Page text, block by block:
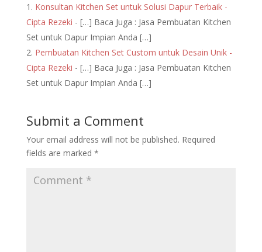
Konsultan Kitchen Set untuk Solusi Dapur Terbaik -
Cipta Rezeki - […] Baca Juga : Jasa Pembuatan Kitchen
Set untuk Dapur Impian Anda […]
Pembuatan Kitchen Set Custom untuk Desain Unik -
Cipta Rezeki - […] Baca Juga : Jasa Pembuatan Kitchen
Set untuk Dapur Impian Anda […]
Submit a Comment
Your email address will not be published. Required
fields are marked *